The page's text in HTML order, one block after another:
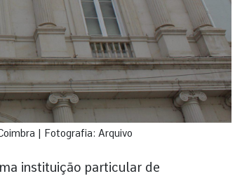
| Fotografia: Arquivo
instituição particular de